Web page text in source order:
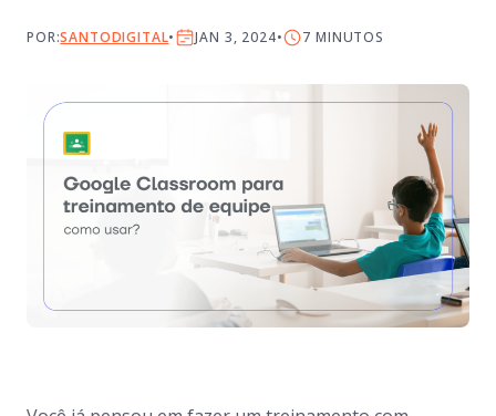
POR:SANTODIGITAL JAN 3, 2024 7 MINUTOS